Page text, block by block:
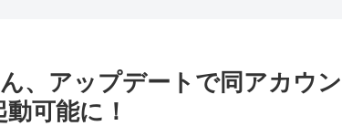
、アップデートで同アカウ
可能に！